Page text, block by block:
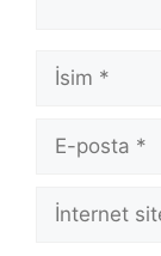
İsim
posta
İnternet